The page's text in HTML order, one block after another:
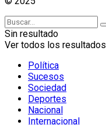
Sin resultado
Ver todos los resultados
Política
Sucesos
Sociedad
Deportes
Nacional
Internacional